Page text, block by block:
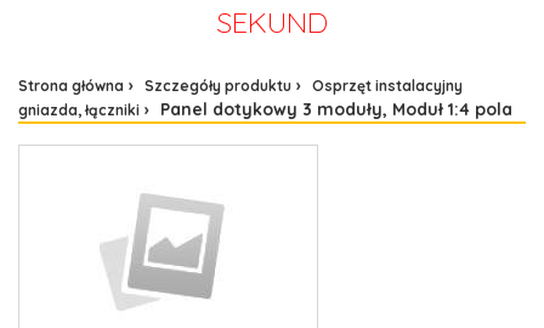
SEKUND
Strona główna Szczegóły produktu
Osprzęt instalacyjny
gniazda, łączniki
Panel dotykowy 3 moduły, Moduł 1:4 pola